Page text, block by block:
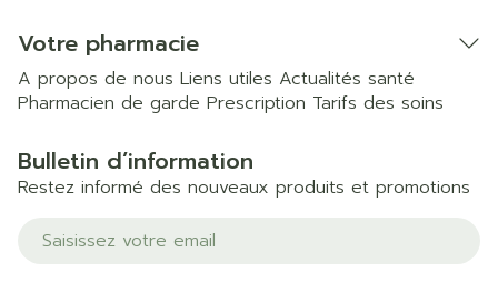
Votre pharmacie
A propos de nous Liens utiles Actualités santé
Pharmacien de garde Prescription Tarifs des soins
Bulletin d’information
Restez informé des nouveaux produits et promotions
Adresse mail